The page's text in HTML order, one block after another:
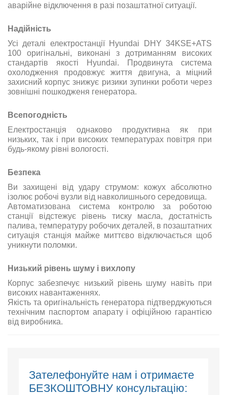
аварійне відключення в разі позаштатної ситуації.
Надійність
Усі деталі електростанції Hyundai DHY 34KSE+ATS
100 оригінальні, виконані з дотриманням високих
стандартів якості Hyundai. Продвинута система
охолодження продовжує життя двигуна, а міцний
захисний корпус знижує ризики зупинки роботи через
зовнішні пошкодженя генератора.
Всепогодність
Електростанція однаково продуктивна як при
низьких, так і при високих температурах повітря при
будь-якому рівні вологості.
Безпека
Ви захищені від удару струмом: кожух абсолютно
ізолює робочі вузли від навколишнього середовища.
Автоматизована система контролю за роботою
станції відстежує рівень тиску масла, достатність
палива, температуру робочих деталей, в позаштатних
ситуація станція майже миттєво відключається щоб
уникнути поломки.
Низький рівень шуму і вихлопу
Корпус забезпечує низький рівень шуму навіть при
високих навантаженнях.
Якість та оригінальність генератора підтверджуються
технічним паспортом апарату і офіційною гарантією
від виробника.
Зателефонуйте нам і отримаєте
БЕЗКОШТОВНУ консультацію: